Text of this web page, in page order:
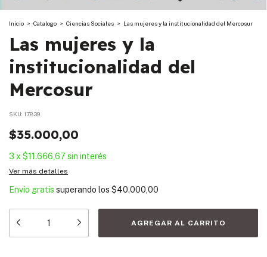
Inicio > Catalogo > Ciencias Sociales > Las mujeres y la institucionalidad del Mercosur
Las mujeres y la
institucionalidad del
Mercosur
SKU: 17839
$35.000,00
3 x$11.666,67 sin interés
Ver más detalles
Envío gratis superando los $40.000,00